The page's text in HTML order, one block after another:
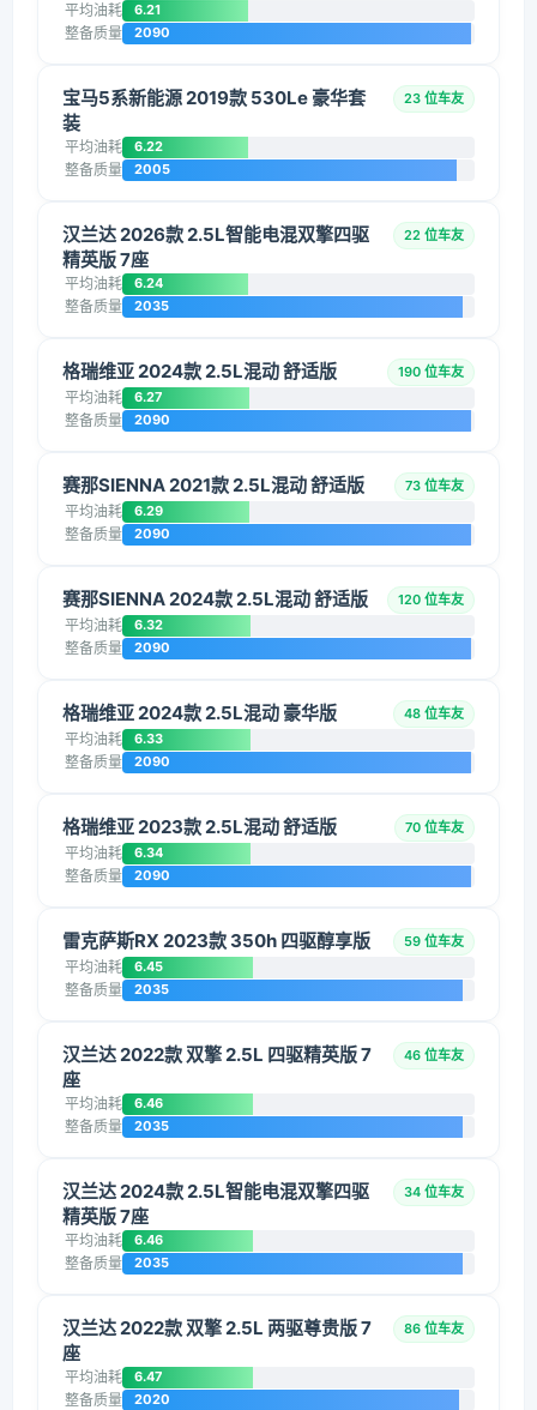
平均油耗 6.21
整备质量 2090
宝马5系新能源 2019款 530Le 豪华套
装
23 位车友
平均油耗 6.22
整备质量 2005
汉兰达 2026款 2.5L智能电混双擎四驱
精英版 7座
22 位车友
平均油耗 6.24
整备质量 2035
格瑞维亚 2024款 2.5L混动 舒适版 190 位车友
平均油耗 6.27
整备质量 2090
赛那SIENNA 2021款 2.5L混动 舒适版 73 位车友
平均油耗 6.29
整备质量 2090
赛那SIENNA 2024款 2.5L混动 舒适版 120 位车友
平均油耗 6.32
整备质量 2090
格瑞维亚 2024款 2.5L混动 豪华版 48 位车友
平均油耗 6.33
整备质量 2090
格瑞维亚 2023款 2.5L混动 舒适版 70 位车友
平均油耗 6.34
整备质量 2090
雷克萨斯RX 2023款 350h 四驱醇享版 59 位车友
平均油耗 6.45
整备质量 2035
汉兰达 2022款 双擎 2.5L 四驱精英版 7
座
46 位车友
平均油耗 6.46
整备质量 2035
汉兰达 2024款 2.5L智能电混双擎四驱
精英版 7座
34 位车友
平均油耗 6.46
整备质量 2035
汉兰达 2022款 双擎 2.5L 两驱尊贵版 7
座
86 位车友
平均油耗 6.47
整备质量 2020